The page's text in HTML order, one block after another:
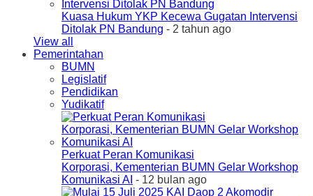
Kuasa Hukum YKP Kecewa Gugatan Intervensi
Ditolak PN Bandung - 2 tahun ago
View all
Pemerintahan
BUMN
Legislatif
Pendidikan
Yudikatif
Perkuat Peran Komunikasi
Korporasi, Kementerian BUMN Gelar Workshop
Komunikasi AI - 12 bulan ago